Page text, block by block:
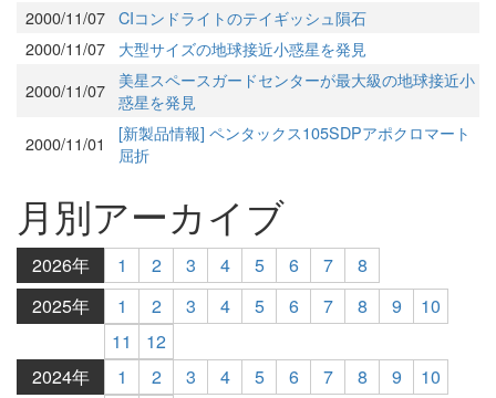
2000/11/07 CIコンドライトのテイギッシュ隕石
2000/11/07
大型サイズの地球接近小惑星を発見
2000/11/07
美星スペースガードセンターが最大級の地球接近小
惑星を発見
2000/11/01
[新製品情報] ペンタックス105SDPアポクロマート
屈折
月別アーカイブ
2026年 1 2 3 4 5 6 7
8
2025年
1 2 3 4 5 6 7 8 9
10
11
12
2024年
1 2 3 4 5 6 7 8 9
10